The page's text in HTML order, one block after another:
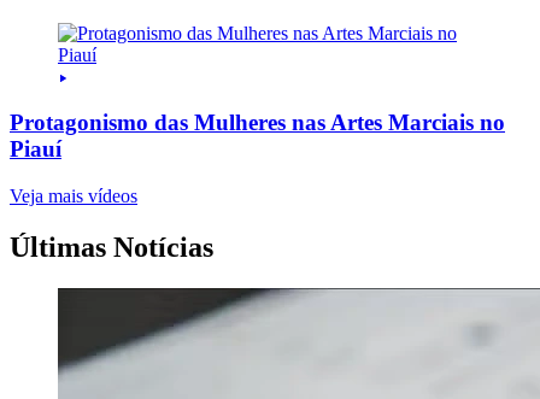
Protagonismo das Mulheres nas Artes Marciais no
Piauí
Veja mais vídeos
Últimas Notícias